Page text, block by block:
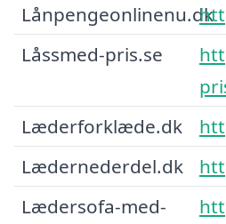
Lånpengeonlinenu.dk
Låssmed-pris.se
Læderforklæde.dk
Lædernederdel.dk
Lædersofa-med-